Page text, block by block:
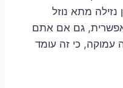
מתא נוזל
גם אם אתם
עמוקה, כי זה עומד